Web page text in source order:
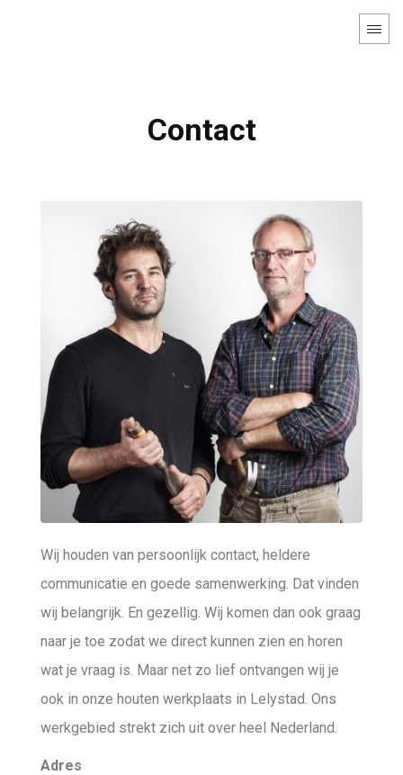
Contact
Wij houden van persoonlijk contact, heldere
communicatie en goede samenwerking. Dat vinden
wij belangrijk. En gezellig. Wij komen dan ook graag
naar je toe zodat we direct kunnen zien en horen
wat je vraag is. Maar net zo lief ontvangen wij je
ook in onze houten werkplaats in Lelystad. Ons
werkgebied strekt zich uit over heel Nederland.
Adres